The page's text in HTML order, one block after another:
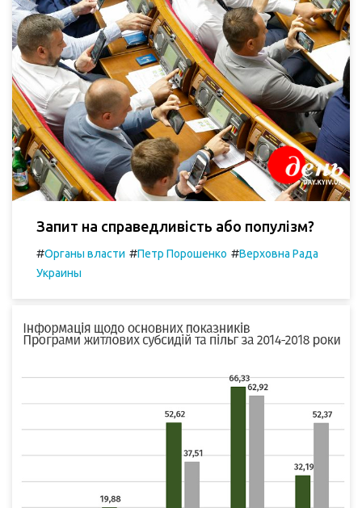
Запит на справедливість або популізм?
#Органы власти #Петр Порошенко #Верховна Рада
Украины